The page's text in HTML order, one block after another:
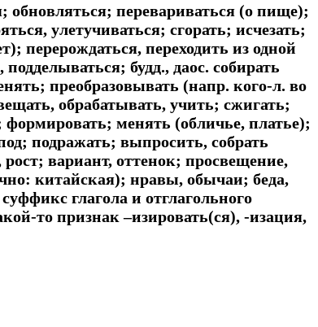
обновляться; перевариваться (о пище);
улетучиваться; сгорать; исчезать;
перерождаться, переходить из одной
будд., даос. собирать
преобразовывать (напр. кого-л. во
обрабатывать, учить; сжигать;
формировать; менять (обличье, платье);
подражать; выпросить, собрать
вариант, оттенок; просвещение,
китайская); нравы, обычаи; беда,
глагола и отглагольного
то признак –изировать(ся), -изация,